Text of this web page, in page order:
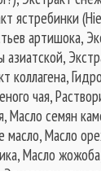
ястребинки
артишока,
азиатской,
коллагена,
чая,
Масло семян
масло, Масло
Масло